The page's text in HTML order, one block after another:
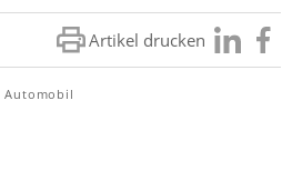
Artikel drucken Besuchen
Sie
Sie
Automobil